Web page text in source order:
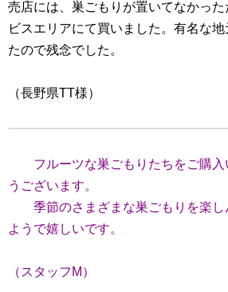
売店には、巣ごもりが置いてなかっ
ビスエリアにて買いました。有名な
たので残念でした。
（長野県TT様）
フルーツな巣ごもりたちをご購
うございます。
季節のさまざまな巣ごもりを楽し
ようで嬉しいです。
（スタッフM）